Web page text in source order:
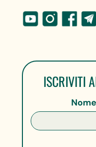
ISCRIVITI